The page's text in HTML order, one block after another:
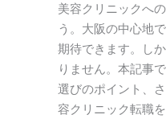
美容クリニックへ
う。大阪の中心地
期待できます。し
りません。本記事
選びのポイント、
容クリニック転職